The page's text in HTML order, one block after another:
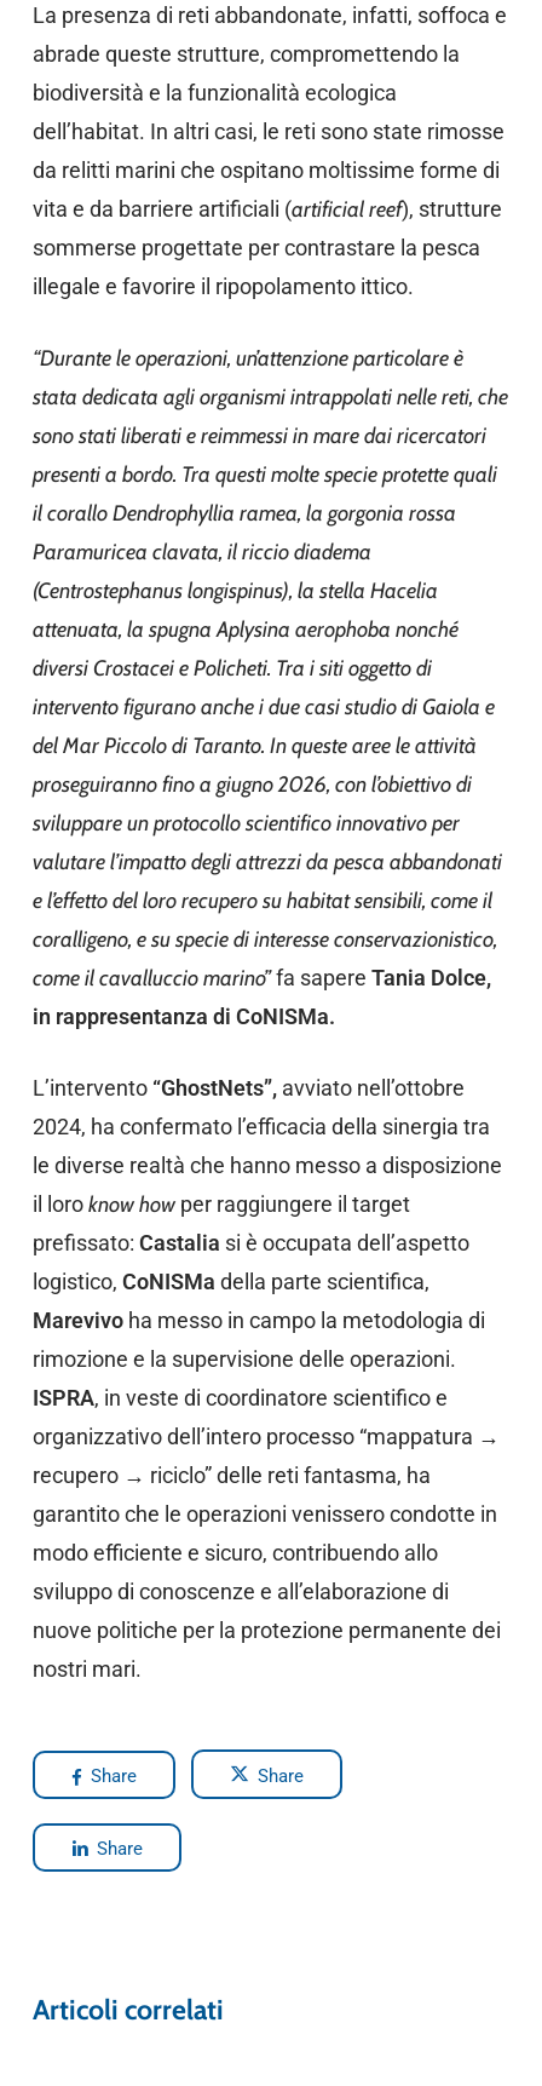
La presenza di reti abbandonate, infatti, soffoca e
abrade queste strutture, compromettendo la
biodiversità e la funzionalità ecologica
dell’habitat. In altri casi, le reti sono state rimosse
da relitti marini che ospitano moltissime forme di
vita e da barriere artificiali (artificial reef), strutture
sommerse progettate per contrastare la pesca
illegale e favorire il ripopolamento ittico.
“Durante le operazioni, un’attenzione particolare è
stata dedicata agli organismi intrappolati nelle reti, che
sono stati liberati e reimmessi in mare dai ricercatori
presenti a bordo. Tra questi molte specie protette quali
il corallo Dendrophyllia ramea, la gorgonia rossa
Paramuricea clavata, il riccio diadema
(Centrostephanus longispinus), la stella Hacelia
attenuata, la spugna Aplysina aerophoba nonché
diversi Crostacei e Policheti. Tra i siti oggetto di
intervento figurano anche i due casi studio di Gaiola e
del Mar Piccolo di Taranto. In queste aree le attività
proseguiranno fino a giugno 2026, con l’obiettivo di
sviluppare un protocollo scientifico innovativo per
valutare l’impatto degli attrezzi da pesca abbandonati
e l’effetto del loro recupero su habitat sensibili, come il
coralligeno, e su specie di interesse conservazionistico,
come il cavalluccio marino”fa sapere Tania Dolce,
in rappresentanza di CoNISMa.
L’intervento “GhostNets”,avviato nell’ottobre
2024, ha confermato l’efficacia della sinergia tra
le diverse realtà che hanno messo a disposizione
il loroknow howper raggiungere il target
prefissato: Castalia si è occupata dell’aspetto
logistico, CoNISMa della parte scientifica,
Marevivoha messo in campo la metodologia di
rimozione e la supervisione delle operazioni.
ISPRA, in veste di coordinatore scientifico e
organizzativo dell’intero processo “mappatura →
recupero → riciclo” delle reti fantasma, ha
garantito che le operazioni venissero condotte in
modo efficiente e sicuro, contribuendo allo
sviluppo di conoscenze e all’elaborazione di
nuove politiche per la protezione permanente dei
nostri mari.
Share Share
Share
Articoli correlati